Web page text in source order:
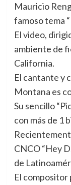
Mauricio
famoso tema
El video,
ambiente de
California.
El cantante y
Montana es
Su sencillo
con más de 1
CNCO “Hey
de
El